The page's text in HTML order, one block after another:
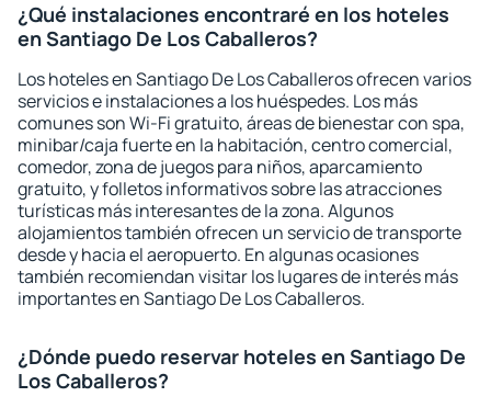
¿Qué instalaciones encontraré en los hoteles
en Santiago De Los Caballeros?
Los hoteles en Santiago De Los Caballeros ofrecen varios
servicios e instalaciones a los huéspedes. Los más
comunes son Wi-Fi gratuito, áreas de bienestar con spa,
minibar/caja fuerte en la habitación, centro comercial,
comedor, zona de juegos para niños, aparcamiento
gratuito, y folletos informativos sobre las atracciones
turísticas más interesantes de la zona. Algunos
alojamientos también ofrecen un servicio de transporte
desde y hacia el aeropuerto. En algunas ocasiones
también recomiendan visitar los lugares de interés más
importantes en Santiago De Los Caballeros.
¿Dónde puedo reservar hoteles en Santiago De
Los Caballeros?